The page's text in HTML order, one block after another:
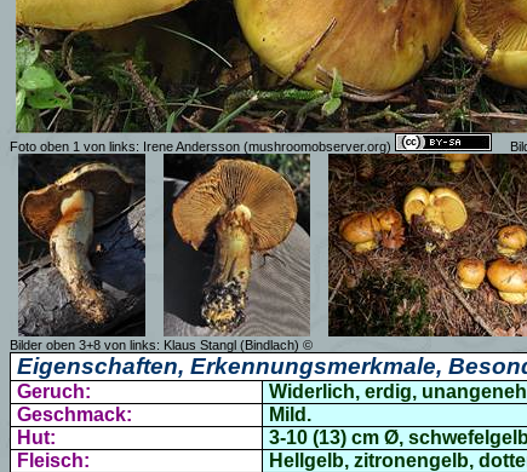
Foto oben 1 von links: IreneAndersson (mushroomobserver.org)
Bilder oben 3+8 von links: Klaus Stangl (Bindlach) ©
Eigenschaften, Erkennungsmerkmale,
Geruch:
Widerlich, erdig,
Geschmack:
Mild.
Hut:
3-10 (13) cm Ø,
Fleisch:
Hellgelb, zitronengelb,